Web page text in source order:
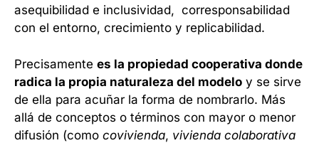
asequibilidad e inclusividad, corresponsabilidad
con el entorno, crecimiento y replicabilidad.
Precisamente es la propiedad cooperativa donde
radica la propia naturaleza del modelo y se sirve
de ella para acuñar la forma de nombrarlo. Más
allá de conceptos o términos con mayor o menor
difusión (como covivienda, vivienda colaborativa